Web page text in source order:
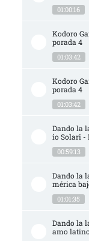
01:00:16
Kodoro
porada 4
01:03:42
Kodoro
porada 4
01:03:42
Dando la
io Solari -
00:59:13
Dando la
mérica
01:01:35
Dando la
amo